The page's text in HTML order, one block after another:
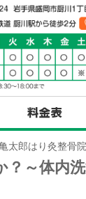
郎はり灸整骨院
～体内